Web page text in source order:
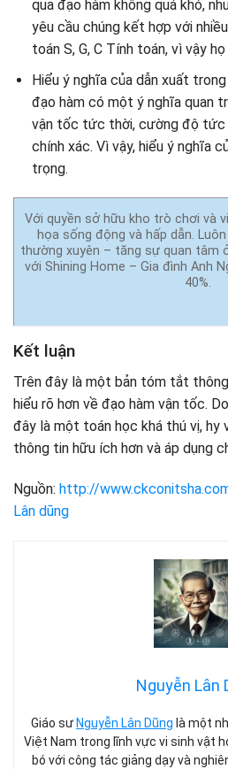
qua đạo hàm không quá khó,
yêu cầu chúng kết hợp với
toán S, G, C Tính toán, vì vậy
Hiểu ý nghĩa của dẫn xuất
đạo hàm có một ý nghĩa quan
vận tốc tức thời, cường độ tức
chính xác. Vì vậy, hiểu ý nghĩa
trọng.
Với quyền sở hữu kho trò chơi và
họa sống động và hấp dẫn.
thường xuyên – tăng sự quan tâm
với Shining Home – Gia đình Anh
40%.
Kết luận
Trên đây là một bản tóm tắt
hiểu rõ hơn về đạo hàm vận tốc.
đây là một toán học khá thú vị, hy
thông tin hữu ích hơn và áp dụng
Nguồn: http://
Lân dũng
Nguyễn Lân
Giáo sưNguyễn Lân Dũng là một
Việt Nam trong lĩnh vực vi sinh vật
bó với công tác giảng dạy và